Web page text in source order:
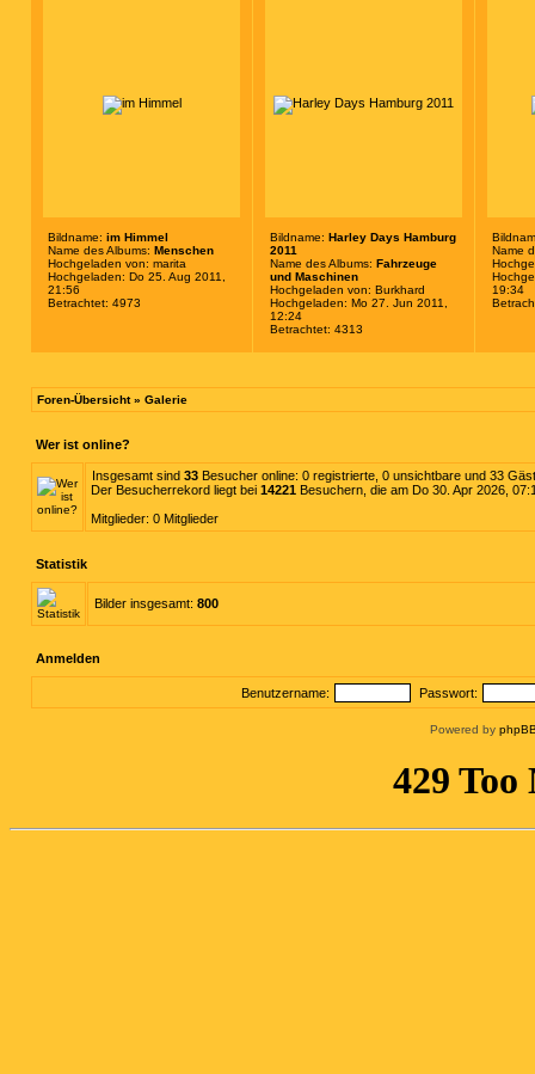
Bildname: im Himmel
Name des Albums: Menschen
Hochgeladen von: marita
Hochgeladen: Do 25. Aug 2011,
21:56
Betrachtet: 4973
Bildname: Harley Days Hamburg
2011
Name des Albums: Fahrzeuge
und Maschinen
Hochgeladen von: Burkhard
Hochgeladen: Mo 27. Jun 2011,
12:24
Betrachtet: 4313
Name
19:34
Foren-Übersicht» Galerie
Wer ist online?
Insgesamt sind 33 Besucher online: 0 registrierte, 0 unsichtbare und 33
Der Besucherrekord liegt bei 14221 Besuchern, die am Do 30. Apr 2026,
Mitglieder: 0 Mitglieder
Statistik
Bilder insgesamt: 800
Anmelden
Benutzername: Passwort:
Powered by